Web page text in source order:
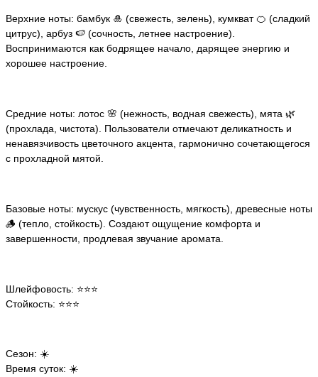
Верхние ноты: бамбук 🎍 (свежесть, зелень), кумкват 🍊 (сладкий
цитрус), арбуз 🍉 (сочность, летнее настроение).
Воспринимаются как бодрящее начало, дарящее энергию и
хорошее настроение.
Средние ноты: лотос 🌸 (нежность, водная свежесть), мята 🌿
(прохлада, чистота). Пользователи отмечают деликатность и
ненавязчивость цветочного акцента, гармонично сочетающегося
с прохладной мятой.
Базовые ноты: мускус (чувственность, мягкость), древесные ноты
🪵 (тепло, стойкость). Создают ощущение комфорта и
завершенности, продлевая звучание аромата.
Шлейфовость: ⭐️⭐️⭐️
Стойкость: ⭐️⭐️⭐️
Сезон: ☀️
Время суток: ☀️